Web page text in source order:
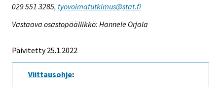
029 551 3285, tyovoimatutkimus@stat.fi
Vastaava osastopäällikkö: Hannele Orjala
Päivitetty 25.1.2022
Viittausohje: